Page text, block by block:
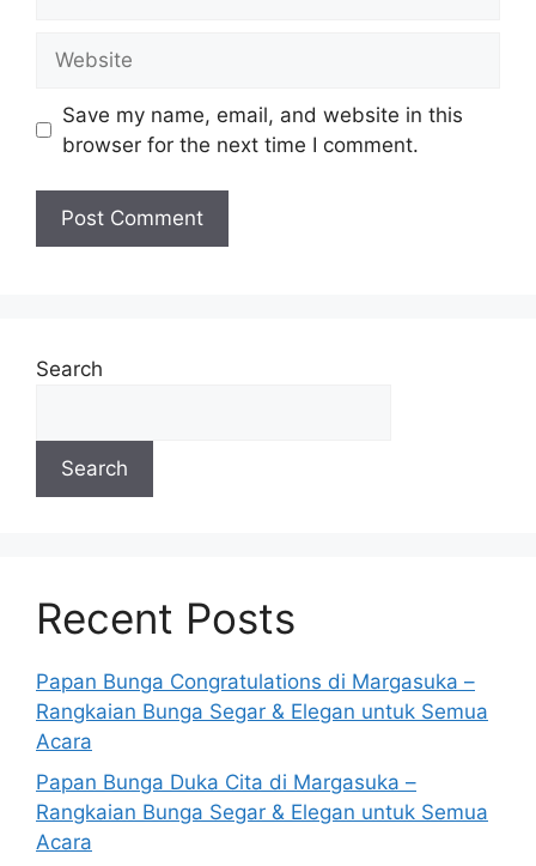
Save my name, email, and website in this
browser for the next time I comment.
Search
Search
Recent Posts
Papan Bunga Congratulations di Margasuka –
Rangkaian Bunga Segar & Elegan untuk Semua
Acara
Papan Bunga Duka Cita di Margasuka –
Rangkaian Bunga Segar & Elegan untuk Semua
Acara